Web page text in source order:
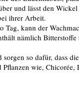
und lässt den
ihrer Arbeit.
Tag, kann der
nämlich
so dafür, dass
wie, Chicorée,